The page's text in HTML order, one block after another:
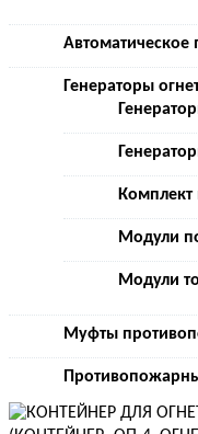
Генераторы
Модули
Модули
Муфты